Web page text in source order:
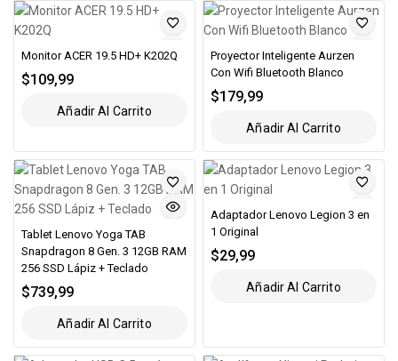
Monitor ACER 19.5 HD+ K202Q
$109,99
Añadir Al Carrito
Proyector Inteligente Aurzen
Con Wifi Bluetooth Blanco
$179,99
Añadir Al Carrito
Tablet Lenovo Yoga TAB
Snapdragon 8 Gen. 3 12GB RAM
256 SSD Lápiz + Teclado
$739,99
Añadir Al Carrito
Adaptador Lenovo Legion 3 en
1 Original
$29,99
Añadir Al Carrito